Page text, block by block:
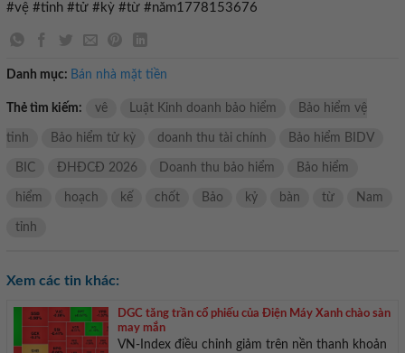
#vệ #tinh #tử #kỳ #từ #năm1778153676
Danh mục: Bán nhà mặt tiền
Thẻ tìm kiếm: vê Luật Kinh doanh bảo hiểm Bảo hiểm vệ
tinh Bảo hiểm tử kỳ doanh thu tài chính Bảo hiểm BIDV
BIC ĐHĐCĐ 2026 Doanh thu bảo hiểm Bảo hiểm
hiểm hoạch kế chốt Bảo kỷ bàn từ Nam
tỉnh
Xem các tin khác:
DGC tăng trần cổ phiếu của Điện Máy Xanh chào sàn
may mắn
VN-Index điều chỉnh giảm trên nền thanh khoản